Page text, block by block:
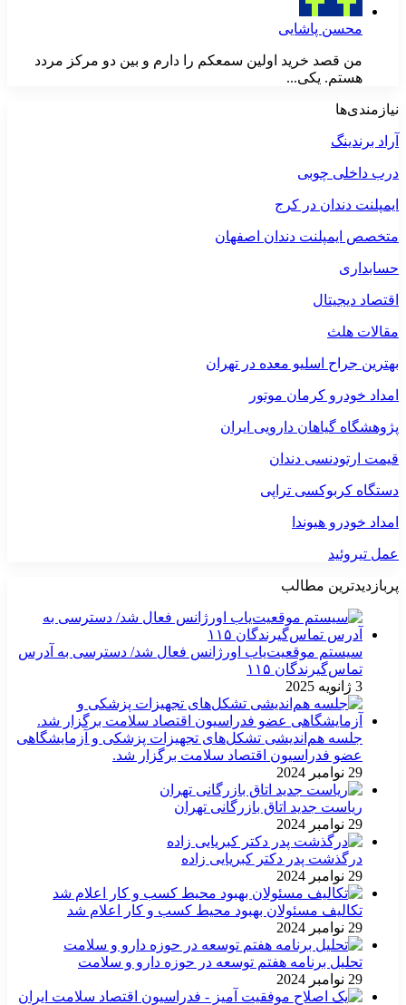
محسن پاشایی
من قصد خرید اولین سمعکم را دارم و بین دو مرکز مردد
هستم. یکی...
نیازمندی‌ها
آراد برندینگ
درب داخلی چوبی
ایمپلنت دندان در کرج
متخصص ایمپلنت دندان اصفهان
حسابداری
اقتصاد دیجیتال
مقالات هلث
بهترین جراح اسلیو معده در تهران
امداد خودرو کرمان موتور
پژوهشگاه گیاهان دارویی ایران
قیمت ارتودنسی دندان
دستگاه کربوکسی تراپی
امداد خودرو هیوندا
عمل تیروئید
پربازدیدترین مطالب
سیستم موقعیت‌یاب اورژانس فعال شد/ دسترسی به آدرس
تماس‌گیرندگان ۱۱۵
3 ژانویه 2025
جلسه هم‌اندیشی تشکل‌های تجهیزات پزشکی و آزمایشگاهی
عضو فدراسیون اقتصاد سلامت برگزار شد.
29 نوامبر 2024
ریاست جدید اتاق بازرگانی تهران
29 نوامبر 2024
درگذشت پدر دکتر کبریایی زاده
29 نوامبر 2024
تکالیف مسئولان بهبود محیط کسب و کار اعلام شد
29 نوامبر 2024
تحلیل برنامه هفتم توسعه در حوزه دارو و سلامت
29 نوامبر 2024